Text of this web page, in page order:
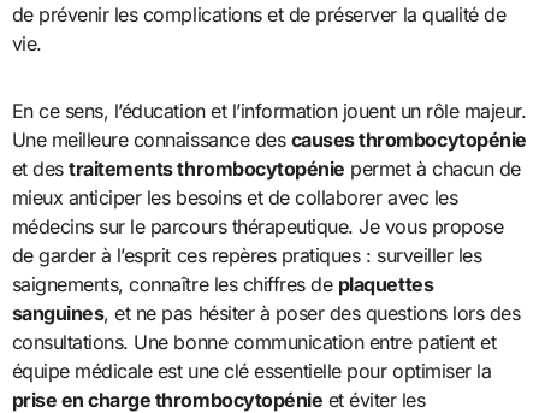
de prévenir les complications et de préserver la qualité de
vie.
En ce sens, l’éducation et l’information jouent un rôle majeur.
Une meilleure connaissance des causes thrombocytopénie
et destraitements thrombocytopénie permet à chacun de
mieux anticiper les besoins et de collaborer avec les
médecins sur le parcours thérapeutique. Je vous propose
de garder à l’esprit ces repères pratiques : surveiller les
saignements, connaître les chiffres de plaquettes
sanguines, et ne pas hésiter à poser des questions lors des
consultations. Une bonne communication entre patient et
équipe médicale est une clé essentielle pour optimiser la
prise en charge thrombocytopénie et éviter les